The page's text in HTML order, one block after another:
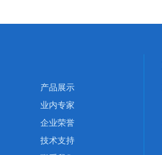
产品展示
业内专家
企业荣誉
技术支持